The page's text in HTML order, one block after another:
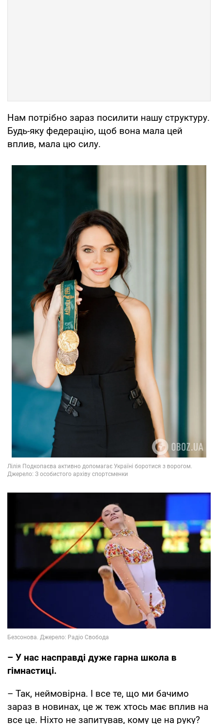
Нам потрібно зараз посилити нашу структуру.
Будь-яку федерацію, щоб вона мала цей
вплив, мала цю силу.
– У нас насправді дуже гарна школа в
гімнастиці.
– Так, неймовірна. І все те, що ми бачимо
зараз в новинах, це ж теж хтось має вплив на
все це. Ніхто не запитував, кому це на руку?